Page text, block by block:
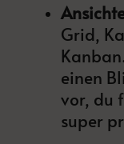
Grid,
einen
vor, du
super